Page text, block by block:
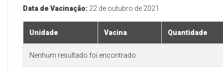
Data de Vacinação: 22 de outubro de 2021
Unidade Vacina Quantidade
Nenhum resultado foi encontrado.